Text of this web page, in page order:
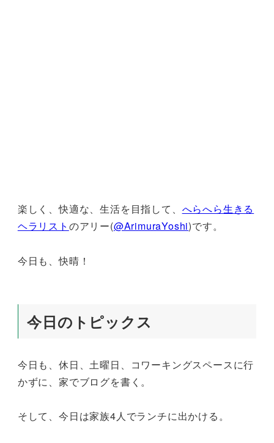
楽しく、快適な、生活を目指して、 へらへら生きる
ヘラリスト のアリー(@ArimuraYoshi)です。
今日も、快晴！
今日のトピックス
今日も、休日、土曜日、コワーキングスペースに行
かずに、家でブログを書く。
そして、今日は家族4人でランチに出かける。